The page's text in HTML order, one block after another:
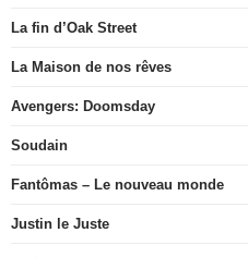
La fin d’Oak Street
La Maison de nos rêves
Avengers: Doomsday
Soudain
Fantômas – Le nouveau monde
Justin le Juste